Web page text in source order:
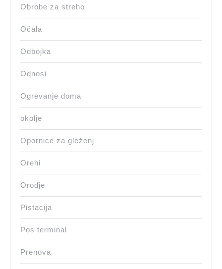
Obrobe za streho
Očala
Odbojka
Odnosi
Ogrevanje doma
okolje
Opornice za gleženj
Orehi
Orodje
Pistacija
Pos terminal
Prenova